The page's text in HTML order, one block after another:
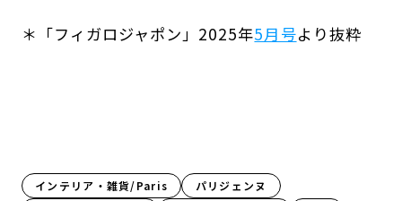
＊「フィガロジャポン」2025年5月号より抜粋
インテリア・雑貨/Paris
パリジェンヌ